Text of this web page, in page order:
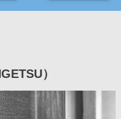
）